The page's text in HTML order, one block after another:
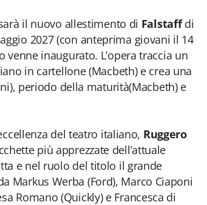
il nuovo allestimento di Falstaffdi
2027 (con anteprima giovani il 14
inaugurato. L’opera traccia un
in cartellone (Macbeth) e crea una
periodo della maturità(Macbeth) e
del teatro italiano, Ruggero
più apprezzate dell’attuale
e nel ruolo del titolo il grande
Markus Werba (Ford), Marco Ciaponi
Romano (Quickly) e Francesca di